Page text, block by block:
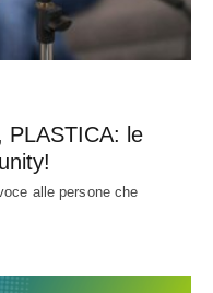
PLASTICA: le
alle persone che